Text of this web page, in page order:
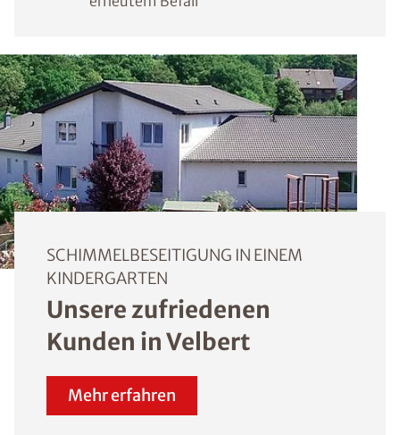
SCHIMMELBESEITIGUNG IN EINEM
KINDERGARTEN
Unsere zufriedenen
Kunden in Velbert
Mehr erfahren